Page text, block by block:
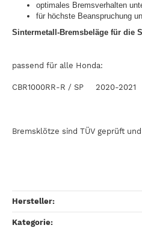
optimales Bremsverhalten
für höchste Beanspruchung
Sintermetall-Bremsbeläge für die
passend für alle Honda:
CBR1000RR-R / SP 2020-
Bremsklötze sind TÜV geprüft
Hersteller:
Kategorie: